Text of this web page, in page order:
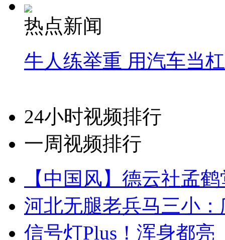
热点新闻
牛人练举重 用汽车当
24小时视频排行
一周视频排行
【中国风】德云社孟
河北无腿老兵马三小
信号灯Plus！浑身都亮